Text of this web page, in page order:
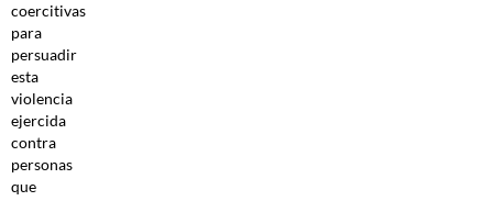
coercitivas
para
persuadir
esta
violencia
ejercida
contra
personas
que